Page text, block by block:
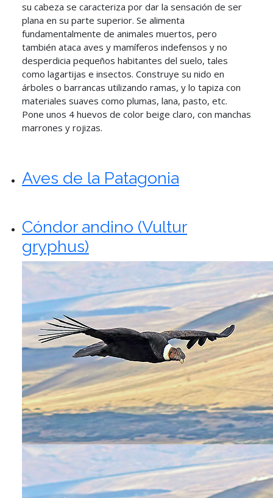
su cabeza se caracteriza por dar la sensación de ser
plana en su parte superior. Se alimenta
fundamentalmente de animales muertos, pero
también ataca aves y mamíferos indefensos y no
desperdicia pequeños habitantes del suelo, tales
como lagartijas e insectos. Construye su nido en
árboles o barrancas utilizando ramas, y lo tapiza con
materiales suaves como plumas, lana, pasto, etc.
Pone unos 4 huevos de color beige claro, con manchas
marrones y rojizas.
Aves de la Patagonia
Cóndor andino (Vultur
gryphus)